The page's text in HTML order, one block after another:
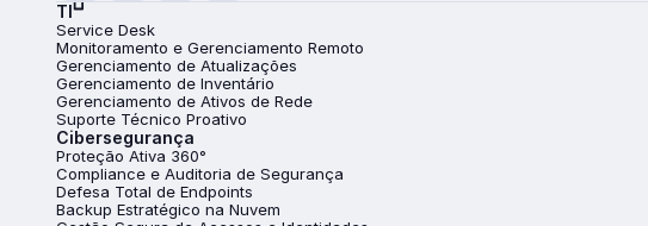
TI
Service Desk
Monitoramento e Gerenciamento Remoto
Gerenciamento de Atualizações
Gerenciamento de Inventário
Gerenciamento de Ativos de Rede
Suporte Técnico Proativo
Cibersegurança
Proteção Ativa 360°
Compliance e Auditoria de Segurança
Defesa Total de Endpoints
Backup Estratégico na Nuvem